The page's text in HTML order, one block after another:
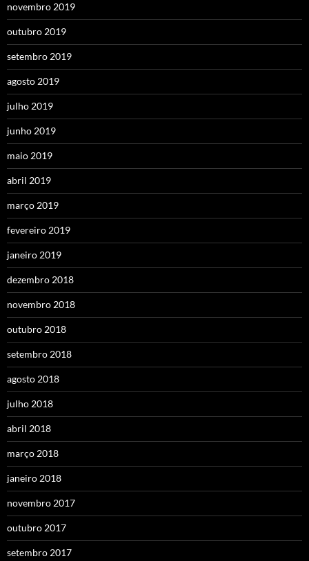
novembro 2019
outubro 2019
setembro 2019
agosto 2019
julho 2019
junho 2019
maio 2019
abril 2019
março 2019
fevereiro 2019
janeiro 2019
dezembro 2018
novembro 2018
outubro 2018
setembro 2018
agosto 2018
julho 2018
abril 2018
março 2018
janeiro 2018
novembro 2017
outubro 2017
setembro 2017